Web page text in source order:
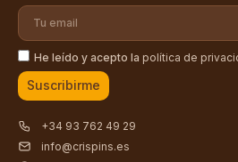
He leído y acepto la política de
Suscribirme
+34 93 762 49 29
info@crispins.es